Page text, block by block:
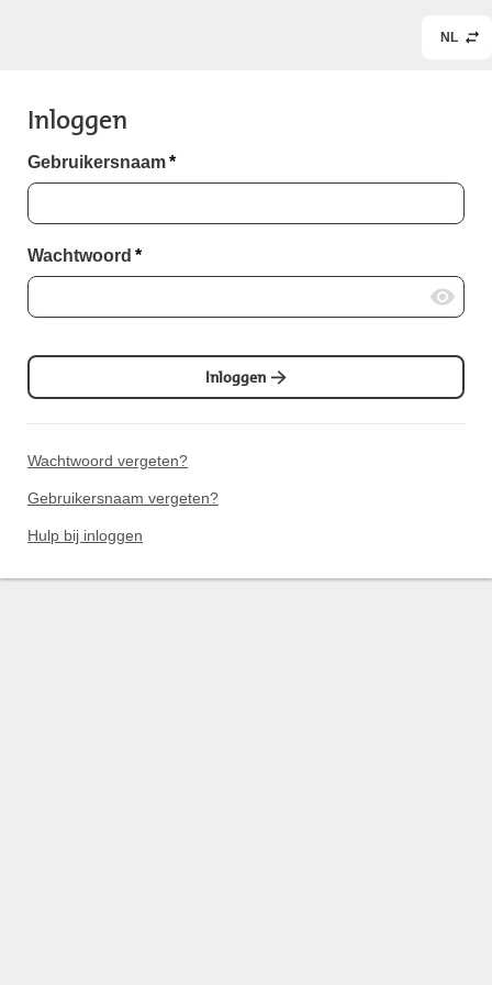
NL
Inloggen
Gebruikersnaam*
Wachtwoord *
Inloggen
Wachtwoord vergeten?
Gebruikersnaam vergeten?
Hulp bij inloggen